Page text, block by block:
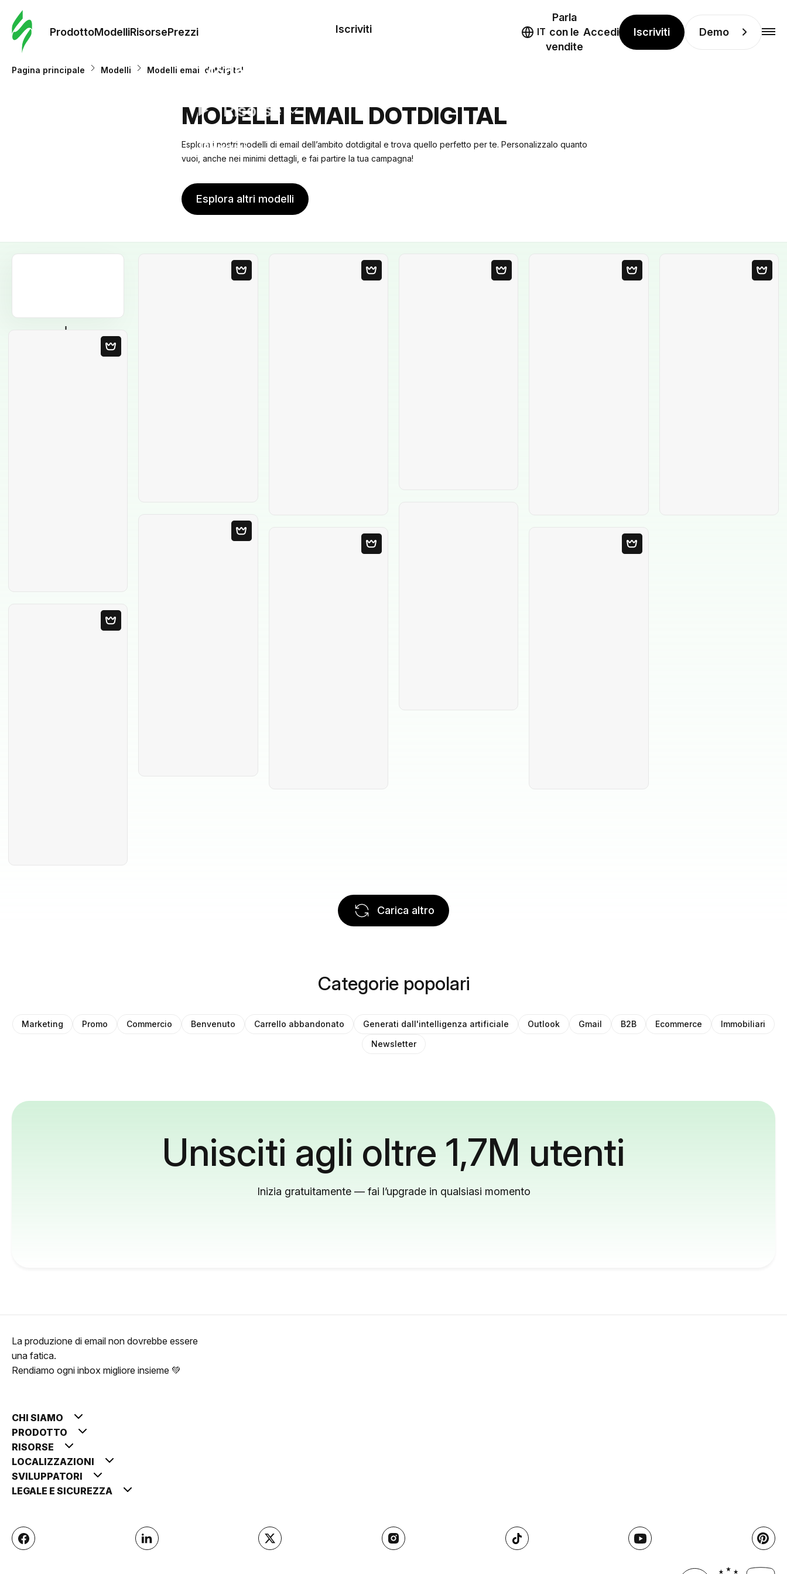
ProdottoModelliRisorsePrezzi
Modelli
Risorse
Prezzi
Iscriviti IT
Parla
con le
vendite
Accedi Iscriviti Demo
Pagina principale Modelli Modelli email dotdigital
MODELLI EMAIL DOTDIGITAL
Esplora i nostri modelli di email dell’ambito dotdigital e trova quello perfetto per te. Personalizzalo quanto
vuoi, anche nei minimi dettagli, e fai partire la tua campagna!
Esplora altri modelli
Carica altro
Categorie popolari
Marketing Promo Commercio Benvenuto Carrello abbandonato Generati dall'intelligenza artificiale Outlook Gmail B2B Ecommerce
Immobiliari
Newsletter
Unisciti agli oltre 1,7M utenti
Inizia gratuitamente — fai l’upgrade in qualsiasi momento
La produzione di email non dovrebbe essere
una fatica.
Rendiamo ogni inbox migliore insieme 💚
CHI SIAMO
PRODOTTO
RISORSE
LOCALIZZAZIONI
SVILUPPATORI
LEGALE E SICUREZZA